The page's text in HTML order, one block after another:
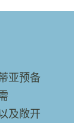
亚预备
及敞开